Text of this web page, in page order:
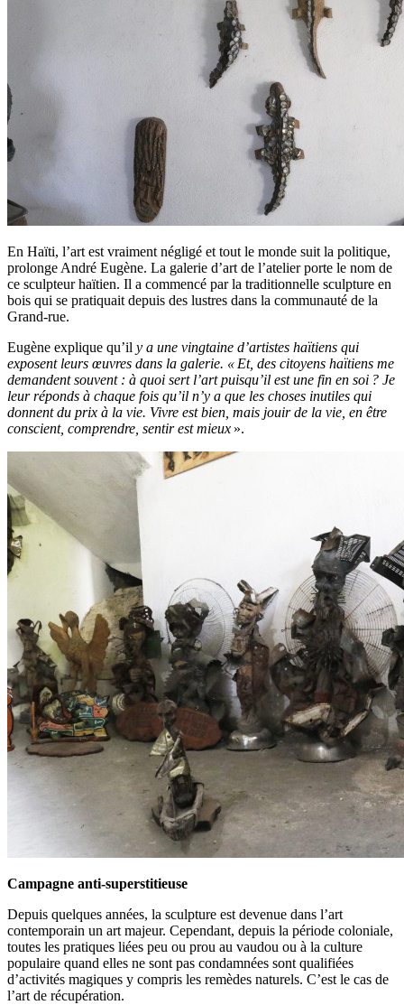
En Haïti, l’art est vraiment négligé et tout le monde suit la politique,
prolonge André Eugène. La galerie d’art de l’atelier porte le nom de
ce sculpteur haïtien. Il a commencé par la traditionnelle sculpture en
bois qui se pratiquait depuis des lustres dans la communauté de la
Grand-rue.
Eugène explique qu’il y a une vingtaine d’artistes haïtiens qui
exposent leurs œuvres dans la galerie. « Et, des citoyens haïtiens me
demandent souvent : à quoi sert l’art puisqu’il est une fin en soi ? Je
leur réponds à chaque fois qu’il n’y a que les choses inutiles qui
donnent du prix à la vie. Vivre est bien, mais jouir de la vie, en être
conscient, comprendre, sentir est mieux ».
Campagne anti-superstitieuse
Depuis quelques années, la sculpture est devenue dans l’art
contemporain un art majeur. Cependant, depuis la période coloniale,
toutes les pratiques liées peu ou prou au vaudou ou à la culture
populaire quand elles ne sont pas condamnées sont qualifiées
d’activités magiques y compris les remèdes naturels. C’est le cas de
l’art de récupération.